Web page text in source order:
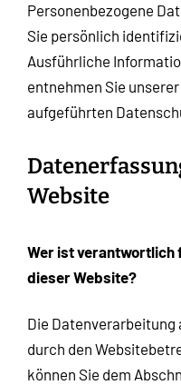
Personenbezogene
Sie persönlich
Ausführliche
entnehmen Sie
aufgeführten
Website
Wer ist verantwortlich
dieser Website?
Die
durch den
können Sie dem